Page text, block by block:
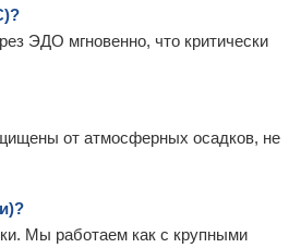
ЭДО мгновенно, что критически
от атмосферных осадков, не
Мы работаем как с крупными